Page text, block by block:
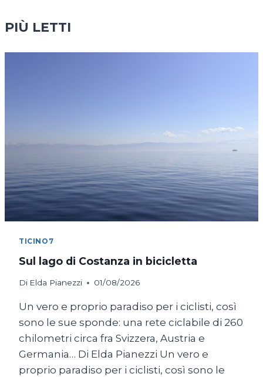
PIÙ LETTI
TICINO7
Sul lago di Costanza in bicicletta
Di Elda Pianezzi 01/08/2026
Un vero e proprio paradiso per i ciclisti, così
sono le sue sponde: una rete ciclabile di 260
chilometri circa fra Svizzera, Austria e
Germania… Di Elda Pianezzi Un vero e
proprio paradiso per i ciclisti, così sono le